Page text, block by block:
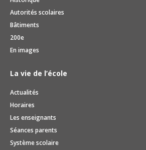
Autorités scolaires
Bâtiments
200e
En images
La vie de l’école
Actualités
Horaires
Les enseignants
Séances parents
Système scolaire